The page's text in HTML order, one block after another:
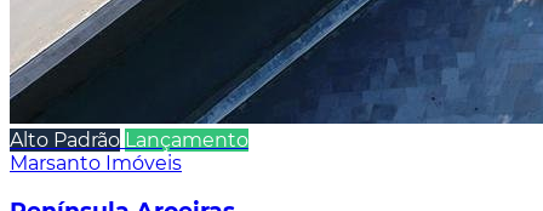
Alto Padrão Lançamento
Marsanto Imóveis